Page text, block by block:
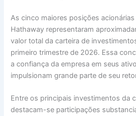
As cinco maiores posições
Hathaway representaram
valor total da carteira de
primeiro trimestre de 2026. Essa
a confiança da empresa em seus
impulsionam grande parte de seu
Entre os principais investimentos da
destacam-se participações